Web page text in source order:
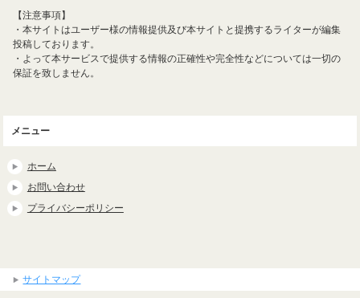
【注意事項】
・本サイトはユーザー様の情報提供及び本サイトと提携するライターが編集
投稿しております。
・よって本サービスで提供する情報の正確性や完全性などについては一切の
保証を致しません。
メニュー
ホーム
お問い合わせ
プライバシーポリシー
サイトマップ